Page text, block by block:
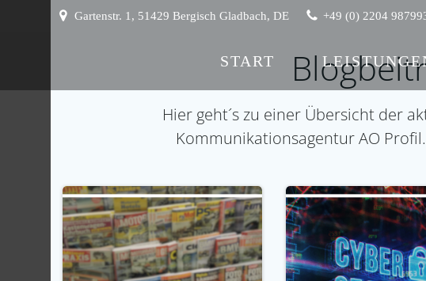
Gartenstr. 1, 51429 Bergisch Gladbach, DE +49 (0) 2204
START
Hier geht´s zu einer Übersicht der
Kommunikationsagentur AO